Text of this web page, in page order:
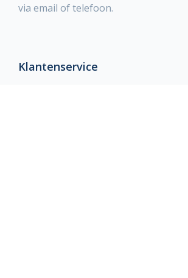
via email of telefoon.
Klantenservice